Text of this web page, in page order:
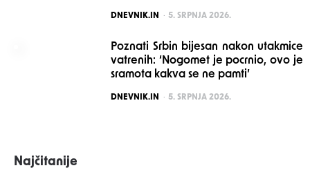
POSTED
DNEVNIK.IN 5. SRPNJA 2026.
Poznati Srbin bijesan nakon utakmice
vatrenih: ‘Nogomet je pocrnio, ovo je
sramota kakva se ne pamti’
POSTED
DNEVNIK.IN 5. SRPNJA 2026.
Najčitanije